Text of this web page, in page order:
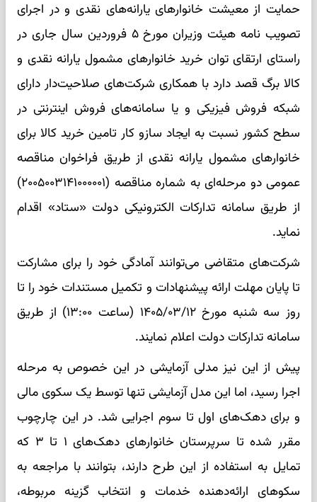
حمایت از معیشت خانوار‌های یارانه‌های نقدی و در اجرای
تصویب نامه هیئت وزیران مورخ ۵ فروردین سال جاری در
راستای ارتقای توان خرید خانوار‌های مشمول یارانه نقدی و
کالا برگ قصد دارد با همکاری شرکت‌های صلاحیت‌دار دارای
شبکه فروش فیزیکی و یا سامانه‌های فروش اینترنتی در
سطح کشور نسبت به ایجاد سازو کار تامین خرید کالا برای
خانوار‌های مشمول یارانه نقدی از طریق فراخوان مناقصه
عمومی دو مرحله‌ای به شماره مناقصه (۲۰۰۵۰۰۳۱۴۱۰۰۰۰۰۱)
از طریق سامانه تدارکات الکترونیکی دولت «ستاد» اقدام
نماید.
شرکت‌های متقاضی می‌توانند آمادگی خود را برای مشارکت
تا پایان مهلت ارائه پیشنهادات و تکمیل مستندات خود را تا
روز سه شنبه مورخ ۱۴۰۵/۰۳/۱۲ (ساعت ۱۳:۰۰) از طریق
سامانه تدارکات دولت اعلام نمایند.
پیش از این نیز مدلی آزمایشی در این خصوص به مرحله
اجرا رسید، اما این مدل آزمایشی تنها توسط یک سکوی مالی
و برای دهک‌های اول تا سوم اجرایی شد. در این چارچوب
مقرر شده تا سرپرستان خانوار‌های دهک‌های ۱ تا ۳ که
تمایل به استفاده از این طرح دارند، بتوانند با مراجعه به
سکو‌های ارائه‌دهنده خدمات و انتخاب گزینه مربوطه،